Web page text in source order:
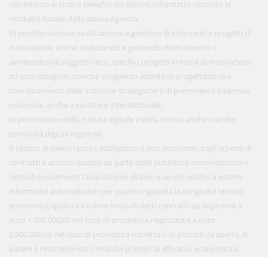
riferimento ai costi e benefici dei sistemi informatici secondo le
modalità fissate dalla stessa Agenzia;
d) predisposizione, realizzazione e gestione di interventi e progetti di
innovazione, anche realizzando e gestendo direttamente o
avvalendosi di soggetti terzi, specifici progetti in tema di innovazione
ad essa assegnati nonché svolgendo attività di progettazione e
coordinamento delle iniziative strategiche e di preminente interesse
nazionale, anche a carattere intersettoriale;
e) promozione della cultura digitale e della ricerca anche tramite
comunità digitali regionali;
f) rilascio di pareri tecnici, obbligatori e non vincolanti, sugli schemi di
contratti e accordi quadro da parte delle pubbliche amministrazioni
centrali concernenti l'acquisizione di beni e servizi relativi a sistemi
informativi automatizzati per quanto riguarda la congruità tecnico-
economica, qualora il valore lordo di detti contratti sia superiore a
euro 1.000.000,00 nel caso di procedura negoziata e a euro
2.000.000,00 nel caso di procedura ristretta o di procedura aperta. Il
parere è reso tenendo conto dei principi di efficacia, economicità,